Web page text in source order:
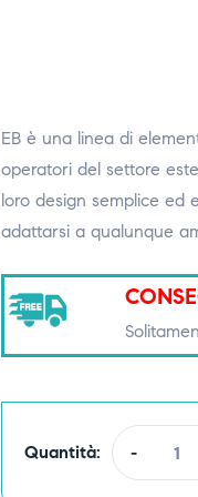
EB è una linea di
operatori del settore
loro design semplice ed
adattarsi a qualunque
Quantità: -